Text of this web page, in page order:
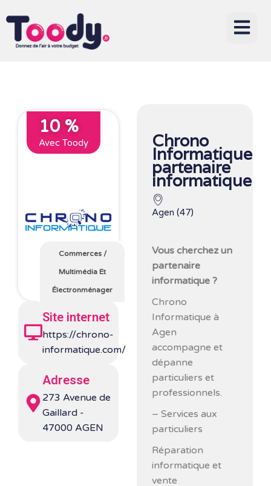
10 %
Avec Toody
Commerces/
Multimédia Et
Électronménager
Site internet
https://chrono-
informatique.com/
Adresse
273 Avenue de
Gaillard -
47000 AGEN
Chrono
Informatique
partenaire
informatique
Agen (47)
Vous cherchez un
partenaire
informatique ?
Chrono
Informatique à
Agen
accompagne et
dépanne
particuliers et
professionnels.
– Services aux
particuliers
Réparation
informatique et
vente